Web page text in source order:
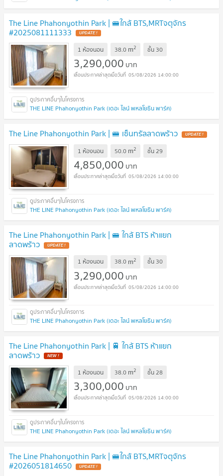
The Line Phahonyothin Park | 🚝ใกล้ BTS,MRTจตุจักร
#2025081111333 UPDATE !
1 ห้องนอน 38.0 m2 ชั้น 30
3,290,000 บาท
05/08/2026 14:00:00
THE LINE Phahonyothin Park (เดอะ ไลน์ พหลโยธิน พาร์ค)
The Line Phahonyothin Park | 🚝 เซ็นทรัลลาดพร้าว UPDATE !
1 ห้องนอน 50.0 m2 ชั้น29
4,850,000 บาท
05/08/2026 14:00:00
THE LINE Phahonyothin Park (เดอะ ไลน์ พหลโยธิน พาร์ค)
The Line Phahonyothin Park | 🚝 ใกล้ BTS ห้าแยก
ลาดพร้าว UPDATE !
1 ห้องนอน 38.0 m2 ชั้น 30
3,290,000 บาท
05/08/2026 14:00:00
THE LINE Phahonyothin Park (เดอะ ไลน์ พหลโยธิน พาร์ค)
The Line Phahonyothin Park | 🚆 ใกล้ BTS ห้าแยก
ลาดพร้าว NEW !
1 ห้องนอน 38.0 m2 ชั้น28
3,300,000 บาท
05/08/2026 14:00:00
THE LINE Phahonyothin Park (เดอะ ไลน์ พหลโยธิน พาร์ค)
The Line Phahonyothin Park | 🚝ใกล้ BTS,MRTจตุจักร
#2026051814650 UPDATE !